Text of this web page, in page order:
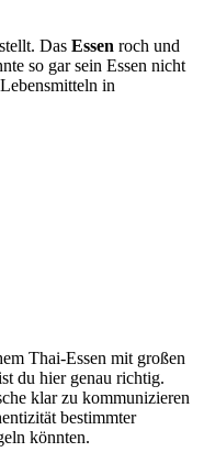
Das Essen roch und
so gar sein Essen nicht
in
Thai-Essen mit großen
du hier genau richtig.
klar zu kommunizieren
bestimmter
könnten.